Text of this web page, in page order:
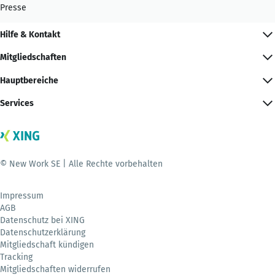
Presse
Hilfe & Kontakt
Mitgliedschaften
Hauptbereiche
Services
© New Work SE | Alle Rechte vorbehalten
Impressum
AGB
Datenschutz bei XING
Datenschutzerklärung
Mitgliedschaft kündigen
Tracking
Mitgliedschaften widerrufen